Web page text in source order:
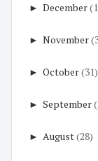
► December
► November
► October(31)
► September
► August(28)